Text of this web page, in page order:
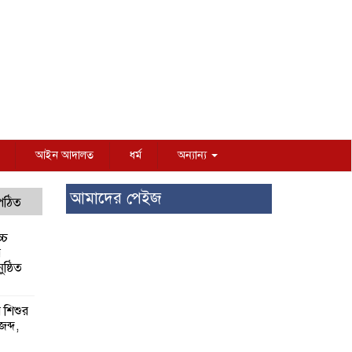
আইন আদালত ধর্ম অন্যান্য
শিশুর
আমাদের পেইজ